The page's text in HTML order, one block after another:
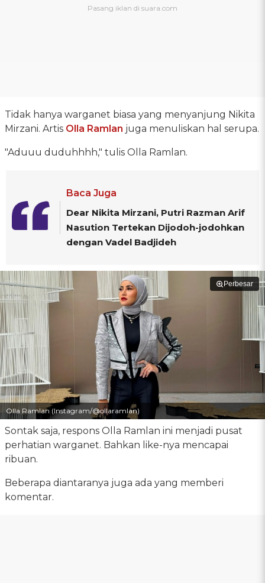
Tidak hanya warganet biasa yang menyanjung Nikita
Mirzani. Artis Olla Ramlan juga menuliskan hal serupa.
"Aduuu duduhhhh," tulis Olla Ramlan.
Baca Juga
Dear Nikita Mirzani, Putri Razman Arif
Nasution Tertekan Dijodoh-jodohkan
dengan Vadel Badjideh
Perbesar
Olla Ramlan (Instagram/@ollaramlan)
Sontak saja, respons Olla Ramlan ini menjadi pusat
perhatian warganet. Bahkan like-nya mencapai
ribuan.
Beberapa diantaranya juga ada yang memberi
komentar.